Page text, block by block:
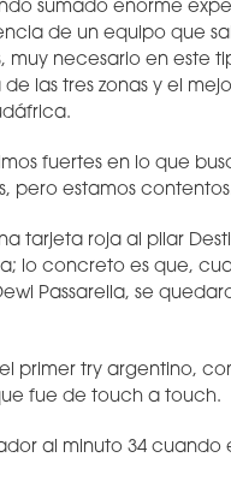
sumado enorme
de un equipo que
muy necesario en este
las tres zonas y el
fuertes en lo que
pero estamos
tarjeta roja al pilar
lo concreto es que,
Passarella, se
primer try argentino,
fue de touch a touch.
al minuto 34